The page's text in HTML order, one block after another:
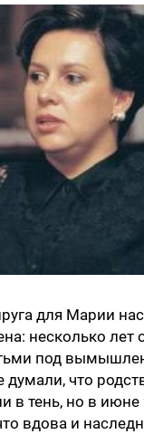
для Марии
несколько лет
под
что
в тень, но в июне
вдова и